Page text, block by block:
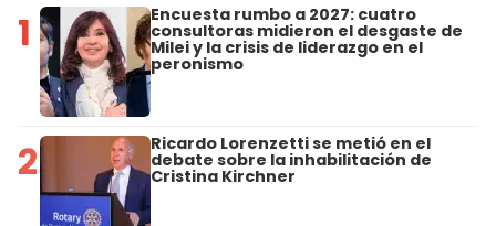
1 Encuesta rumbo a 2027: cuatro
consultoras midieron el desgaste de
Milei y la crisis de liderazgo en el
peronismo
2 Ricardo Lorenzetti se metió en el
debate sobre la inhabilitación de
Cristina Kirchner